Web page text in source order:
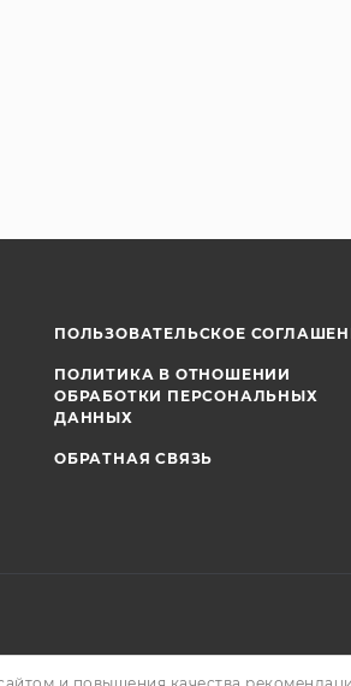
ПОЛЬЗОВАТЕЛЬСКОЕ
ПОЛИТИКА В ОТНОШЕНИИ
ОБРАБОТКИ ПЕРСОНАЛЬНЫХ
ДАННЫХ
ОБРАТНАЯ СВЯЗЬ